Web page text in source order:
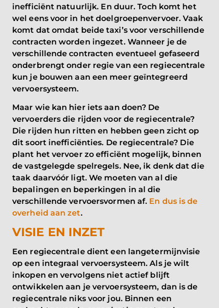
inefficiënt natuurlijk. En duur. Toch komt het
wel eens voor in het doelgroepenvervoer. Vaak
komt dat omdat beide taxi’s voor verschillende
contracten worden ingezet. Wanneer je de
verschillende contracten eventueel gefaseerd
onderbrengt onder regie van een regiecentrale
kun je bouwen aan een meer geïntegreerd
vervoersysteem.
Maar wie kan hier iets aan doen? De
vervoerders die rijden voor de regiecentrale?
Die rijden hun ritten en hebben geen zicht op
dit soort inefficiënties. De regiecentrale? Die
plant het vervoer zo efficiënt mogelijk, binnen
de vastgelegde spelregels. Nee, ik denk dat die
taak daarvóór ligt. We moeten van al die
bepalingen en beperkingen in al die
verschillende vervoersvormen af. En dus is de
overheid aan zet.
VISIE EN INZET
Een regiecentrale dient een langetermijnvisie
op een integraal vervoersysteem. Als je wilt
inkopen en vervolgens niet actief blijft
ontwikkelen aan je vervoersysteem, dan is de
regiecentrale niks voor jou. Binnen een